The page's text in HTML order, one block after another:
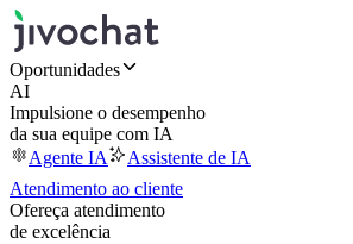
Oportunidades
AI
Impulsione o desempenho
da sua equipe com IA
Agente IA
Assistente de IA
Atendimento ao cliente
Ofereça atendimento
de excelência